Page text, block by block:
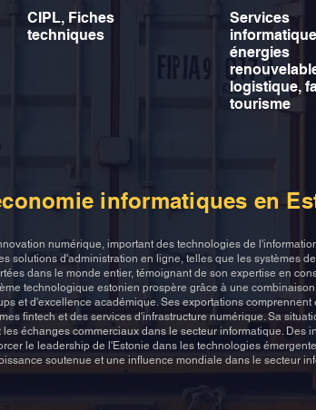
CIPL, Fiches
techniques
Services
énergies
logistique,
tourisme
informatiques en
numérique, important des technologies de
solutions d'administration en ligne, telles que les systèmes
dans le monde entier, témoignant de son expertise en
technologique estonien prospère grâce à une
et d'excellence académique. Ses exportations comprennent
fintech et des services d'infrastructure numérique. Sa
échanges commerciaux dans le secteur informatique. Des
le leadership de l'Estonie dans les technologies
soutenue et une influence mondiale dans le secteur